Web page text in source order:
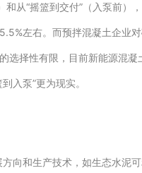
和从“摇篮到交付”（入泵前
左右。而预拌混凝土企业
选择性有限，目前新能源混
入泵”更为现实。
向和生产技术，如生态水泥